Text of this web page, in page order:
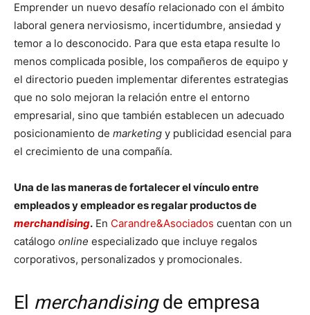
Emprender un nuevo desafío relacionado con el ámbito
laboral genera nerviosismo, incertidumbre, ansiedad y
temor a lo desconocido. Para que esta etapa resulte lo
menos complicada posible, los compañeros de equipo y
el directorio pueden implementar diferentes estrategias
que no solo mejoran la relación entre el entorno
empresarial, sino que también establecen un adecuado
posicionamiento de marketing y publicidad esencial para
el crecimiento de una compañía.
Una de las maneras de fortalecer el vínculo entre
empleados y empleador es regalar productos de
merchandising. En Carandre&Asociados cuentan con un
catálogo online especializado que incluye regalos
corporativos, personalizados y promocionales.
El merchandisingde empresa